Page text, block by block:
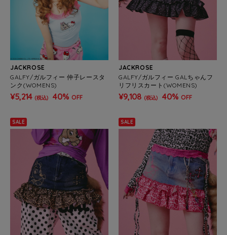
JACKROSE
GALFY/ガルフィー 仲子レースタ
ンク(WOMENS)
¥5,214 (税込) 40% OFF
JACKROSE
GALFY/ガルフィー GALちゃんフ
リフリスカート(WOMENS)
¥9,108 (税込) 40% OFF
SALE SALE